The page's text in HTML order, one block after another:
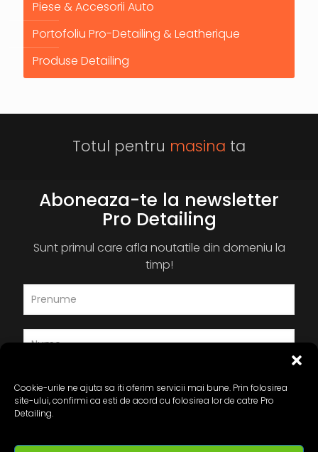
Cookie-urile ne ajuta sa iti oferim servicii mai bune. Prin folosirea
site-ului, confirmi ca esti de acord cu folosirea lor de catre Pro
Detailing.
Piese & Accesorii Auto
Portofoliu Pro-Detailing & Leatherique
Produse Detailing
Totul pentru masina ta
Aboneaza-te la newsletter
Pro Detailing
Sunt primul care afla noutatile din domeniu la
timp!